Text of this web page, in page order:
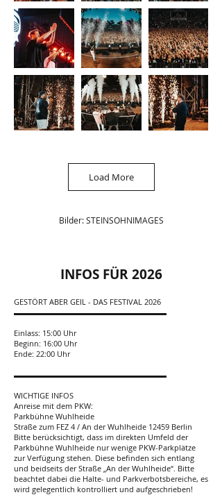
Load More
Bilder: STEINSOHNIMAGES
INFOS FÜR 2026
GESTÖRT ABER GEIL - DAS FESTIVAL 2026
▬▬▬▬▬▬▬▬▬▬▬▬▬▬▬▬▬▬▬▬
Einlass: 15:00 Uhr
Beginn: 16:00 Uhr
Ende: 22:00 Uhr
▬▬▬▬▬▬▬▬▬▬▬▬▬▬▬▬▬▬▬▬
WICHTIGE INFOS
Anreise mit dem PKW:
Parkbühne Wuhlheide
Straße zum FEZ 4 / An der Wuhlheide 12459 Berlin
Bitte berücksichtigt, dass im direkten Umfeld der
Parkbühne Wuhlheide nur wenige PKW-Parkplätze
zur Verfügung stehen. Diese befinden sich entlang
und beidseits der Straße „An der Wuhlheide“. Bitte
beachtet dabei die Halte- und Parkverbotsbereiche, es
wird gelegentlich kontrolliert und aufgeschrieben!